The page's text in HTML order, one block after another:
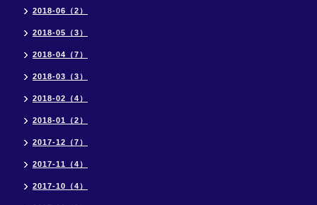
2018-06（2）
2018-05（3）
2018-04（7）
2018-03（3）
2018-02（4）
2018-01（2）
2017-12（7）
2017-11（4）
2017-10（4）